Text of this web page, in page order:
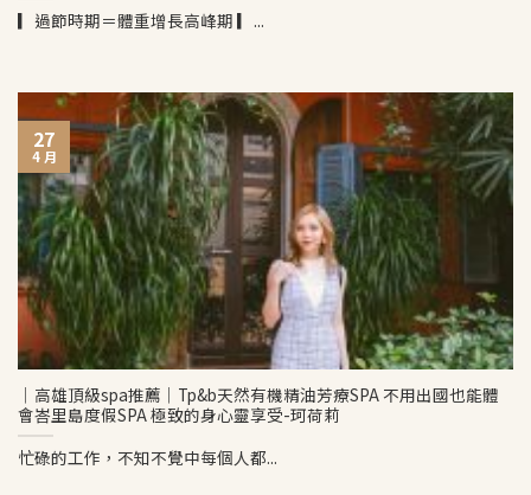
▎過節時期＝體重增長高峰期 ▎...
│高雄頂級spa推薦│Tp&b天然有機精油芳療SPA 不用出國也能體
會峇里島度假SPA 極致的身心靈享受-珂荷莉
忙碌的工作，不知不覺中每個人都...
27
4 月